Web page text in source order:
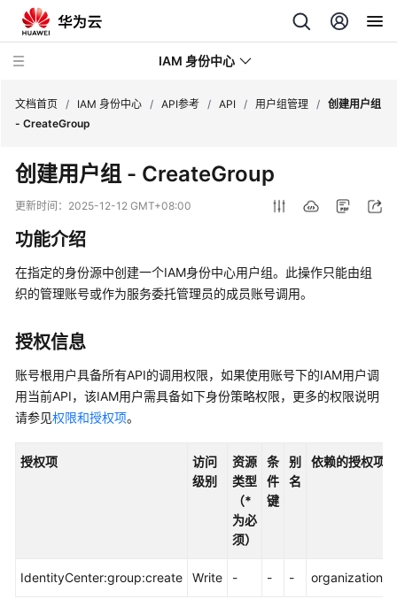
IAM 身份中心
最
新
动
品
介
速
入
门
用
参
文档首页 / IAM 身份中心 / API参考 / API / 用户组管理 / 创建用户组
- CreateGroup
创建用户组 - CreateGroup
更新时间： 2025-12-12 GMT+08:00
功能介绍
在指定的身份源中创建一个IAM身份中心用户组。此操作只能由组
织的管理账号或作为服务委托管理员的成员账号调用。
授权信息
账号根用户具备所有API的调用权限，如果使用账号下的IAM用户调
用当前API，该IAM用户需具备如下身份策略权限，更多的权限说明
请参见权限和授权项。
授权项
访问
级别
资源
类型
（*
为必
须）
条
件
键
别
名
依赖的授权项
IdentityCenter:group:create Write - - -